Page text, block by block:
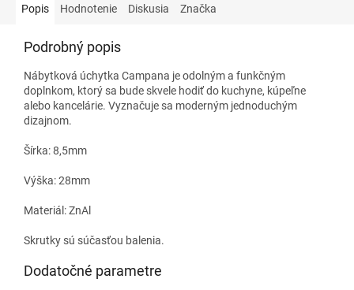
Popis Hodnotenie Diskusia Značka
Podrobný popis
Nábytková úchytka Campana je odolným a funkčným
doplnkom, ktorý sa bude skvele hodiť do kuchyne, kúpeľne
alebo kancelárie. Vyznačuje sa moderným jednoduchým
dizajnom.
Šírka: 8,5mm
Výška: 28mm
Materiál: ZnAl
Skrutky sú súčasťou balenia.
Dodatočné parametre